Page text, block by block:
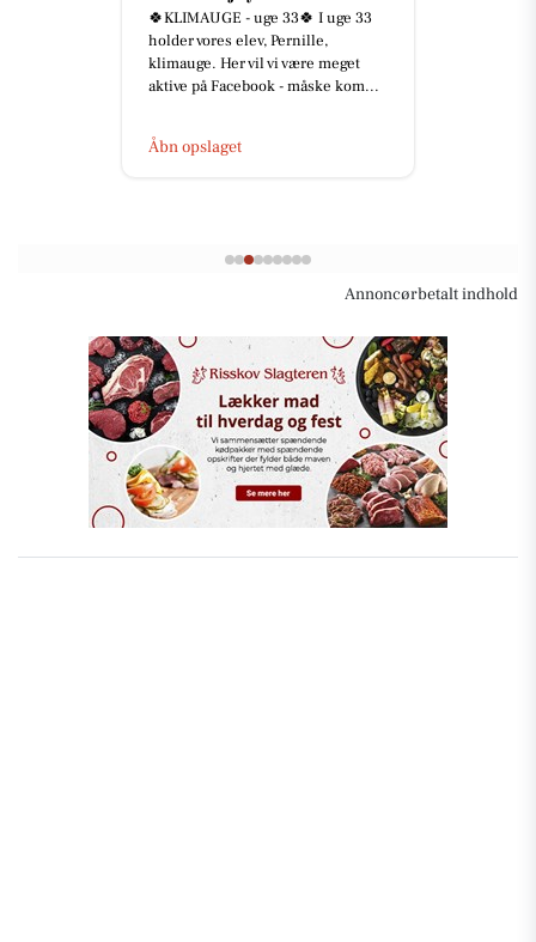
🍀KLIMAUGE - uge 33🍀 I uge 33
holder vores elev, Pernille,
klimauge. Her vil vi være meget
aktive på Facebook - måske kom...
Åbn opslaget
Annoncørbetalt indhold